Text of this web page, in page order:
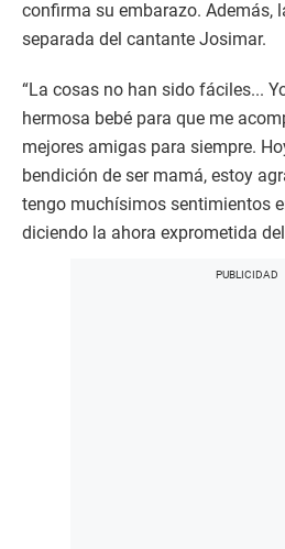
confirma su embarazo. Además,
separada del cantante Josimar.
“La cosas no han sido fáciles...
hermosa bebé para que me
mejores amigas para siempre.
bendición de ser mamá, estoy
tengo muchísimos sentimientos
diciendo la ahora exprometida